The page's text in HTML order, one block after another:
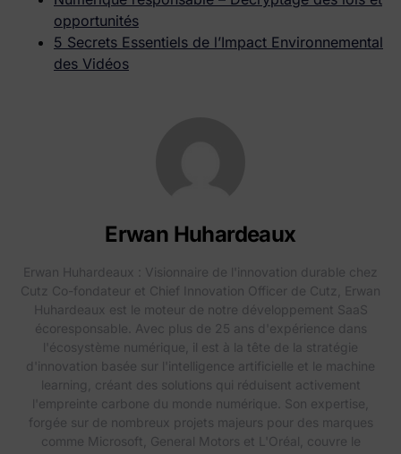
opportunités
5 Secrets Essentiels de l’Impact Environnemental
des Vidéos
Erwan Huhardeaux
Erwan Huhardeaux : Visionnaire de l'innovation durable chez
Cutz Co-fondateur et Chief Innovation Officer de Cutz, Erwan
Huhardeaux est le moteur de notre développement SaaS
écoresponsable. Avec plus de 25 ans d'expérience dans
l'écosystème numérique, il est à la tête de la stratégie
d'innovation basée sur l'intelligence artificielle et le machine
learning, créant des solutions qui réduisent activement
l'empreinte carbone du monde numérique. Son expertise,
forgée sur de nombreux projets majeurs pour des marques
comme Microsoft, General Motors et L'Oréal, couvre le